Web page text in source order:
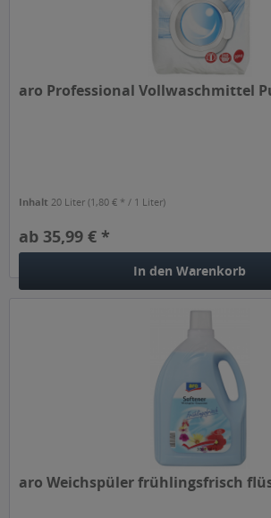
aro Professional Vollwaschmittel
Inhalt20 Liter(1,80 € * / 1 Liter)
ab 35,99 € *
In den Warenkorb
aro Weichspüler frühlingsfrisch